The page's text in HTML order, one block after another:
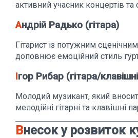
активний учасник концертів та
Андрій Радько (гітара)
Гітарист із потужним
доповнює емоційний стиль
Ігор Рибар (гітара/
Молодий музикант, який
мелодійні гітарні та клавішні
Внесок у розвиток культури